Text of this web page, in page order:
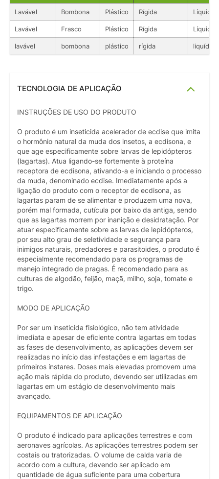
Lavável Bombona Plástico Rígida Líquido
Lavável Frasco Plástico Rígida Líquido
lavável bombona plástico rígida liquído
TECNOLOGIA DE APLICAÇÃO
INSTRUÇÕES DE USO DO PRODUTO
O produto é um inseticida acelerador de ecdise que imita
o hormônio natural da muda dos insetos, a ecdisona, e
que age especificamente sobre larvas de lepidópteros
(lagartas). Atua ligando-se fortemente à proteína
receptora de ecdisona, ativando-a e iniciando o processo
da muda, denominado ecdise. Imediatamente após a
ligação do produto com o receptor de ecdisona, as
lagartas param de se alimentar e produzem uma nova,
porém mal formada, cutícula por baixo da antiga, sendo
que as lagartas morrem por inanição e desidratação. Por
atuar especificamente sobre as larvas de lepidópteros,
por seu alto grau de seletividade e segurança para
inimigos naturais, predadores e parasitoides, o produto é
especialmente recomendado para os programas de
manejo integrado de pragas. É recomendado para as
culturas de algodão, feijão, maçã, milho, soja, tomate e
trigo.
MODO DE APLICAÇÃO
Por ser um inseticida fisiológico, não tem atividade
imediata e apesar de eficiente contra lagartas em todas
as fases de desenvolvimento, as aplicações devem ser
realizadas no início das infestações e em lagartas de
primeiros ínstares. Doses mais elevadas promovem uma
ação mais rápida do produto, devendo ser utilizadas em
lagartas em um estágio de desenvolvimento mais
avançado.
EQUIPAMENTOS DE APLICAÇÃO
O produto é indicado para aplicações terrestres e com
aeronaves agrícolas. As aplicações terrestres podem ser
costais ou tratorizadas. O volume de calda varia de
acordo com a cultura, devendo ser aplicado em
quantidade de água suficiente para uma cobertura